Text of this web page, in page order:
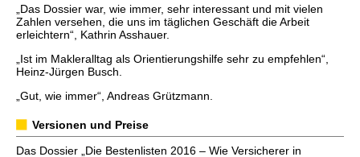
„Das Dossier war, wie immer, sehr interessant und mit vielen
Zahlen versehen, die uns im täglichen Geschäft die Arbeit
erleichtern“, Kathrin Asshauer.
„Ist im Makleralltag als Orientierungshilfe sehr zu empfehlen“,
Heinz-Jürgen Busch.
„Gut, wie immer“, Andreas Grützmann.
Versionen und Preise
Das Dossier „Die Bestenlisten 2016 – Wie Versicherer in